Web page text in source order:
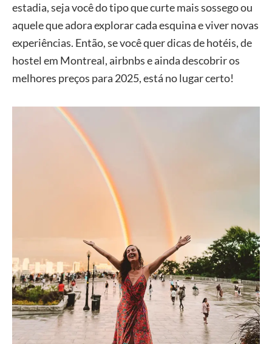
estadia, seja você do tipo que curte mais sossego ou
aquele que adora explorar cada esquina e viver novas
experiências. Então, se você quer dicas de hotéis, de
hostel em Montreal, airbnbs e ainda descobrir os
melhores preços para 2025, está no lugar certo!